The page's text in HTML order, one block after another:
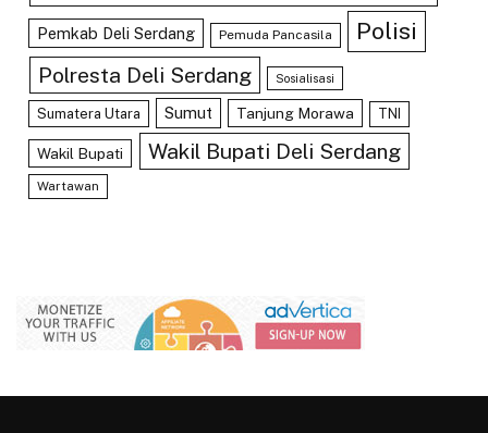
Pemkab Deli Serdang Pemuda Pancasila Polisi
Polresta Deli Serdang Sosialisasi
Sumatera Utara Sumut Tanjung Morawa TNI
Wakil Bupati Wakil Bupati Deli Serdang
Wartawan